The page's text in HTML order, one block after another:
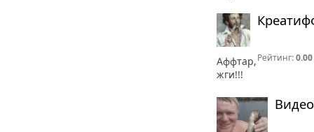
Аффтар,
жги!!!
Рейтинг:0.00
Видео